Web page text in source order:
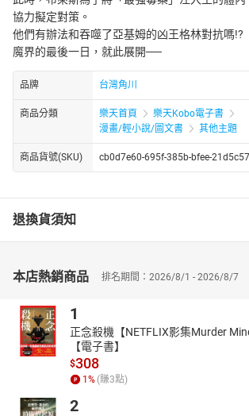
協力擬定對策。
他們有辦法和吞噬了亞基姆的凶王格林對抗嗎!?
魔界的最後一日，就此展開──
品牌 台灣角川
商品分類 樂天首頁
樂天Kobo電子書
漫畫/輕小說/圖文書
其他主題
商品貨號(SKU) cb0d7e60-695f-385b-bfee-
退換貨須知
本店熱銷商品 排名期間：2026/8/1 - 2026/8/7
1
正念殺機【NETFLIX影集Murder
【電子書】
$308
1% (賺3點)
2